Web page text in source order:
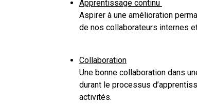
Apprentissage continu
Aspirer à une amélioration
de nos collaborateurs internes
Collaboration
Une bonne collaboration dans
durant le processus
activités.